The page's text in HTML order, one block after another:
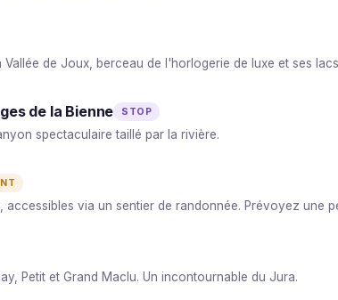
de Joux, berceau de l'horlogerie de luxe et ses
de la Bienne STOP
spectaculaire taillé par la rivière.
via un sentier de randonnée. Prévoyez une
Petit et Grand Maclu. Un incontournable du Jura.